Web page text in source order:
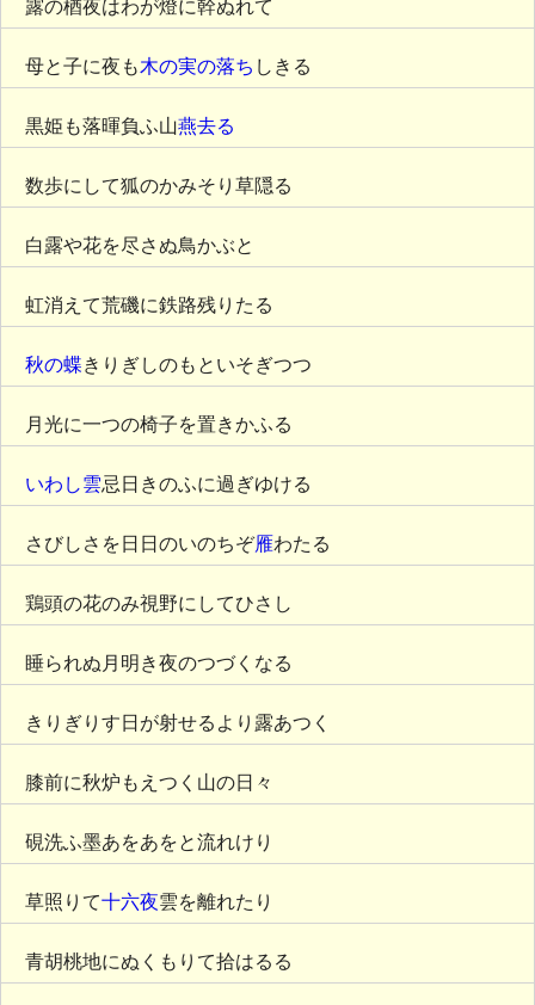
露の楢夜はわが燈に幹ぬれて
母と子に夜も木の実の落ち しきる
黒姫も落暉負ふ山燕去る
数歩にして狐のかみそり草隠る
白露や花を尽さぬ鳥かぶと
虹消えて荒磯に鉄路残りたる
秋の蝶きりぎしのもといそぎつつ
月光に一つの椅子を置きかふる
いわし雲忌日きのふに過ぎゆける
さびしさを日日のいのちぞ雁わたる
鶏頭の花のみ視野にしてひさし
睡られぬ月明き夜のつづくなる
きりぎりす日が射せるより露あつく
膝前に秋炉もえつく山の日々
硯洗ふ墨あをあをと流れけり
草照りて十六夜雲を離れたり
青胡桃地にぬくもりて拾はるる